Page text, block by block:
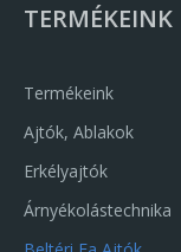
TERMÉKEINK
Termékeink
Ajtók, Ablakok
Erkélyajtók
Árnyékolástechnika